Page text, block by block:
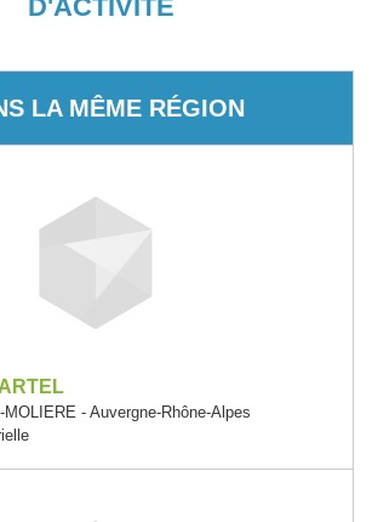
D'ACTIVITÉ
LA MÊME RÉGION
- Auvergne-Rhône-Alpes